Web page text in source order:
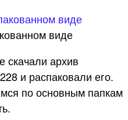
виде
скачали архив
и распаковали его.
по основным папкам